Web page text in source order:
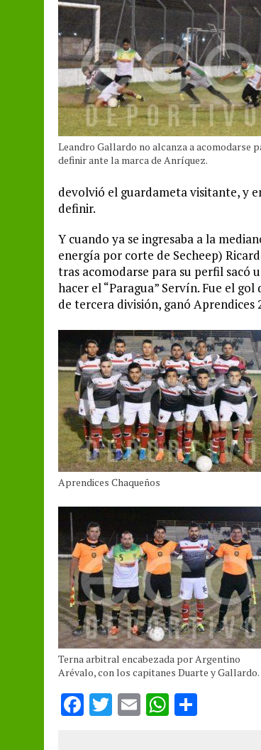
Leandro Gallardo no alcanza a acomodarse
definir ante la marca de Anríquez.
devolvió el guardameta visitante, y
definir.
Y cuando ya se ingresaba a la
energía por corte de Secheep)
tras acomodarse para su perfil sacó
hacer el “Paragua” Servín. Fue el
de tercera división, ganó Aprendices
Aprendices Chaqueños
Terna arbitral encabezada por Argentino
Arévalo, con los capitanes Duarte y Gallardo.
F T E W